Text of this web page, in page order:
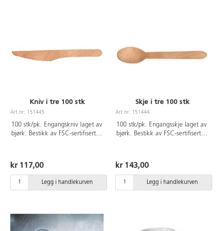
Kniv i tre 100 stk
Art.nr: 151445
100 stk/pk. Engangskniv laget av
bjørk. Bestikk av FSC-sertifisert
kr 117,00
Legg i handlekurven
Skje i tre 100 stk
Art.nr: 151444
100 stk/pk. Engangsskje laget av
bjørk. Bestikk av FSC-sertifisert
kr 143,00
Legg i handlekurven